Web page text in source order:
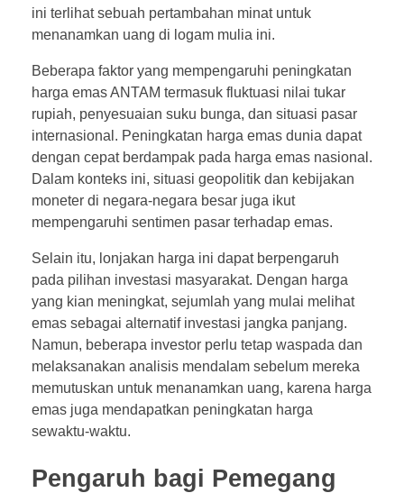
ini terlihat sebuah pertambahan minat untuk
menanamkan uang di logam mulia ini.
Beberapa faktor yang mempengaruhi peningkatan
harga emas ANTAM termasuk fluktuasi nilai tukar
rupiah, penyesuaian suku bunga, dan situasi pasar
internasional. Peningkatan harga emas dunia dapat
dengan cepat berdampak pada harga emas nasional.
Dalam konteks ini, situasi geopolitik dan kebijakan
moneter di negara-negara besar juga ikut
mempengaruhi sentimen pasar terhadap emas.
Selain itu, lonjakan harga ini dapat berpengaruh
pada pilihan investasi masyarakat. Dengan harga
yang kian meningkat, sejumlah yang mulai melihat
emas sebagai alternatif investasi jangka panjang.
Namun, beberapa investor perlu tetap waspada dan
melaksanakan analisis mendalam sebelum mereka
memutuskan untuk menanamkan uang, karena harga
emas juga mendapatkan peningkatan harga
sewaktu-waktu.
Pengaruh bagi Pemegang